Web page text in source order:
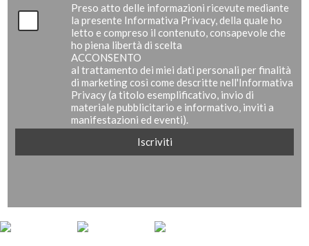
Preso atto delle informazioni ricevute mediante
la presente Informativa Privacy, della quale ho
letto e compreso il contenuto, consapevole che
ho piena libertà di scelta
ACCONSENTO
al trattamento dei miei dati personali per finalità
di marketing così come descritte nell'Informativa
Privacy (a titolo esemplificativo, invio di
materiale pubblicitario e informativo, inviti a
manifestazioni ed eventi).